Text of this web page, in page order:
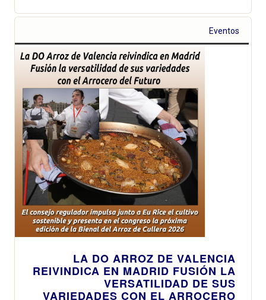
Eventos
LA DO ARROZ DE VALENCIA
REIVINDICA EN MADRID FUSIÓN LA
VERSATILIDAD DE SUS
VARIEDADES CON EL ARROCERO